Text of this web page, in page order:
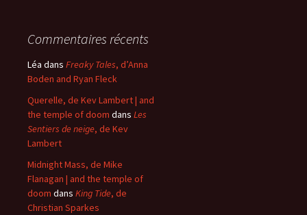
Commentaires récents
Léa dans Freaky Tales, d’Anna
Boden and Ryan Fleck
Querelle, de Kev Lambert | and
the temple of doom dans Les
Sentiers de neige, de Kev
Lambert
Midnight Mass, de Mike
Flanagan | and the temple of
doom dans King Tide, de
Christian Sparkes